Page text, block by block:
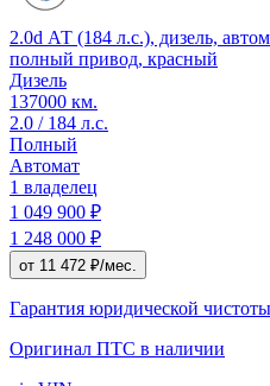
2.0d АТ (184 л.с.), дизель,
полный привод, красный
Дизель
137000 км.
2.0 / 184 л.с.
Полный
Автомат
1 владелец
1 049 900 ₽
1 248 000 ₽
от 11 472 ₽/мес.
Гарантия юридической чистоты
Оригинал ПТС в наличии